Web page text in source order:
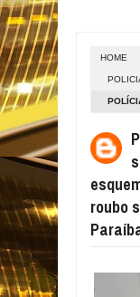
HOME
DE
roubo